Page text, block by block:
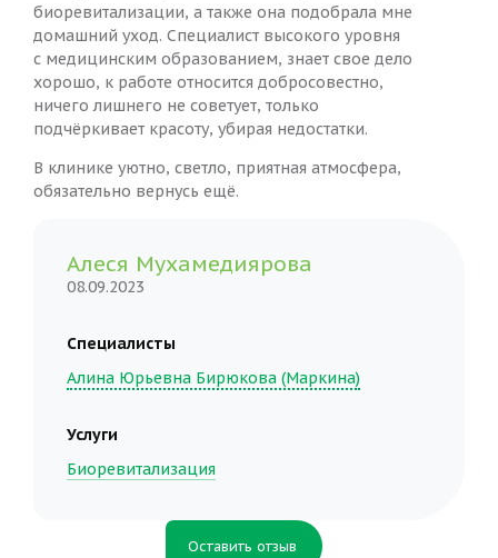
биоревитализации, а также она подобрала мне
домашний уход. Специалист высокого уровня
с медицинским образованием, знает свое дело
хорошо, к работе относится добросовестно,
ничего лишнего не советует, только
подчёркивает красоту, убирая недостатки.
В клинике уютно, светло, приятная атмосфера,
обязательно вернусь ещё.
Алеся Мухамедиярова
08.09.2023
Специалисты
Алина Юрьевна Бирюкова (Маркина)
Услуги
Биоревитализация
Оставить отзыв